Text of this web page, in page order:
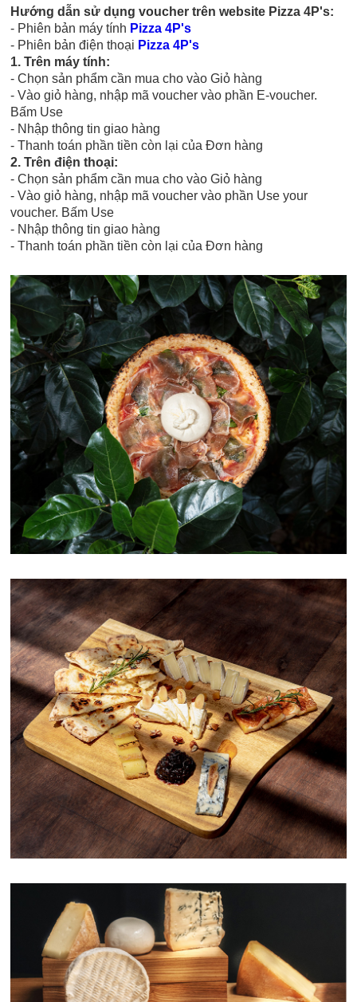
Hướng dẫn sử dụng voucher trênwebsite Pizza 4P's:
- Phiên bản máy tính Pizza 4P's
- Phiên bản điện thoại Pizza 4P's
1. Trên máy tính:
- Chọn sản phẩm cần mua cho vào Giỏ hàng
- Vào giỏ hàng, nhập mã voucher vào phần E-voucher.
Bấm Use
- Nhập thông tin giao hàng
- Thanh toán phần tiền còn lại của Đơn hàng
2. Trên điện thoại:
- Chọn sản phẩm cần mua cho vào Giỏ hàng
- Vào giỏ hàng, nhập mã voucher vào phần Use your
voucher. Bấm Use
- Nhập thông tin giao hàng
- Thanh toán phần tiền còn lại của Đơn hàng